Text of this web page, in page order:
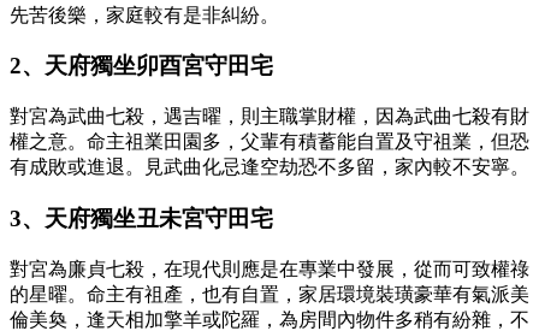
先苦後樂，家庭較有是非糾紛。
2、天府獨坐卯酉宮守田宅
對宮為武曲七殺，遇吉曜，則主職掌財權，因為武曲七殺有財
權之意。命主祖業田園多，父輩有積蓄能自置及守祖業，但恐
有成敗或進退。見武曲化忌逢空劫恐不多留，家內較不安寧。
3、天府獨坐丑未宮守田宅
對宮為廉貞七殺，在現代則應是在專業中發展，從而可致權祿
的星曜。命主有祖產，也有自置，家居環境裝璜豪華有氣派美
倫美奐，逢天相加擎羊或陀羅，為房間內物件多稍有紛雜，不